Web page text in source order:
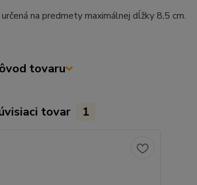
určená na predmety maximálnej dĺžky 8,5 cm.
tovaru
tovar 1